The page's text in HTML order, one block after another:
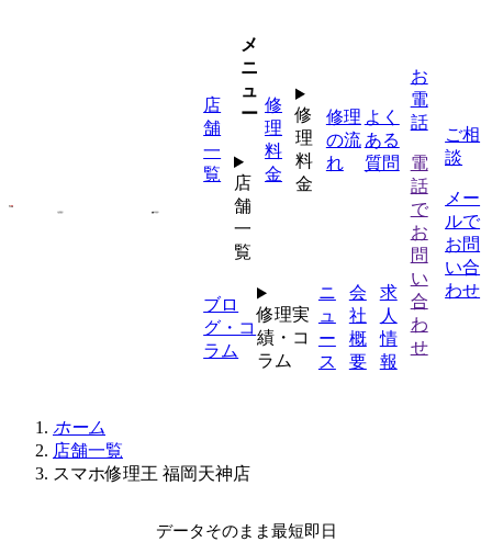
店
舗
一
覧
メ
ニ
ュ
ー
店
舗
一
覧
修
理
料
金
修
理
料
金
修理
の流
れ
よく
ある
質問
ブロ
グ・コ
ラム
修理実
績・コ
ラム
ニ
ュ
ー
ス
会
社
概
要
求
人
情
報
お
電
話
電
話
で
お
問
い
合
わ
せ
ご相
談
メー
ルで
お問
い合
わせ
ホーム
店舗一覧
スマホ修理王 福岡天神店
データそのまま最短即日